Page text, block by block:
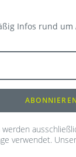
Infos rund
verwendet.